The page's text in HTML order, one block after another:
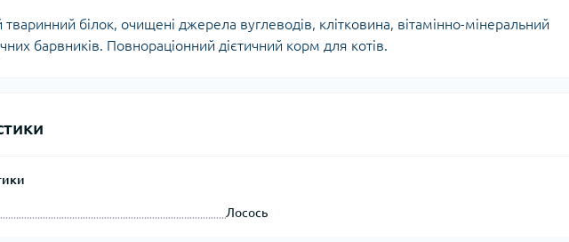
білок, очищені джерела вуглеводів, клітковина, вітамінно-мінеральний
барвників. Повнораціонний дієтичний корм для котів.
Лосось